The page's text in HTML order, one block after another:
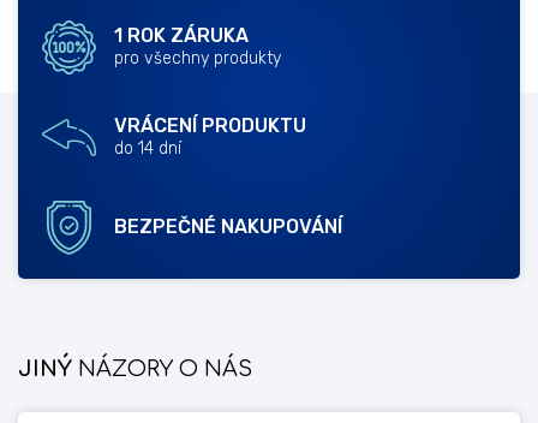
1 ROK ZÁRUKA
pro všechny produkty
VRÁCENÍ PRODUKTU
do 14 dní
BEZPEČNÉ NAKUPOVÁNÍ
JINÝ NÁZORY O NÁS